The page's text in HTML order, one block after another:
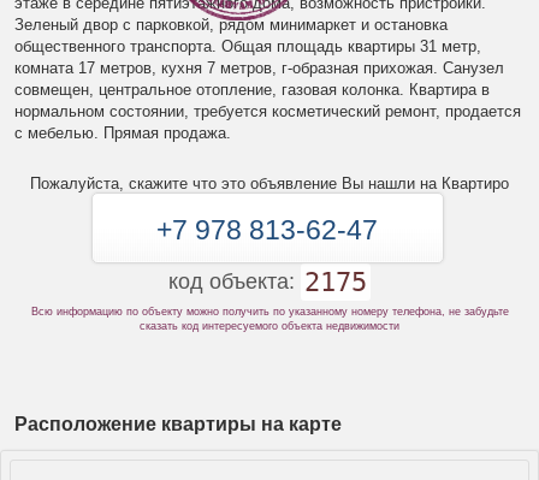
Зеленый двор с парковкой, рядом минимаркет и остановка
общественного транспорта. Общая площадь квартиры 31 метр,
комната 17 метров, кухня 7 метров, г-образная прихожая. Санузел
совмещен, центральное отопление, газовая колонка. Квартира в
нормальном состоянии, требуется косметический ремонт, продается
с мебелью. Прямая продажа.
Пожалуйста, скажите что это объявление Вы нашли на Квартиро
+7 978 813-62-47
код объекта: 2175
Всю информацию по объекту можно получить по указанному номеру телефона, не забудьте
сказать код интересуемого объекта недвижимости
Расположение квартиры на карте